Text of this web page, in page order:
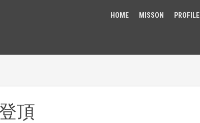
HOME MISSON PROFILE
頂